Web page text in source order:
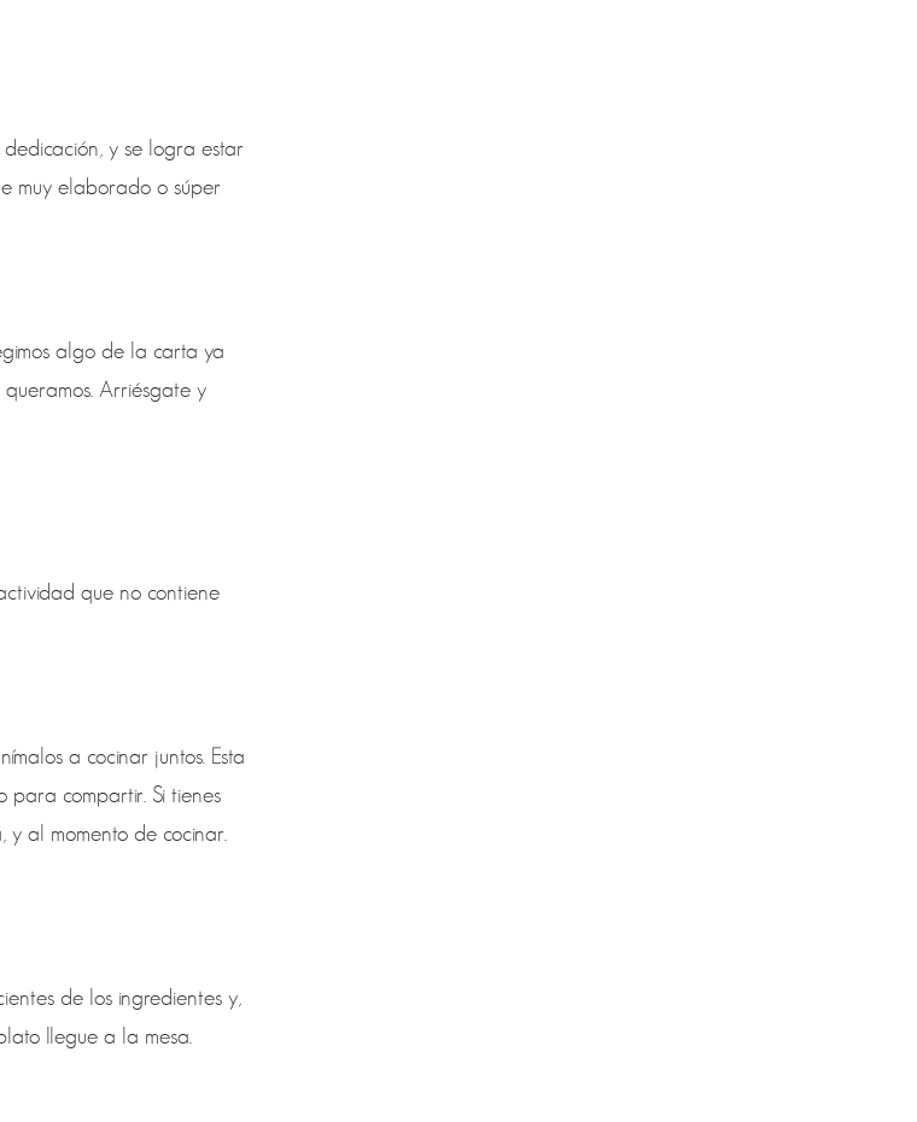
y se logra estar
muy elaborado o súper
algo de la carta ya
Arriésgate y
que no contiene
a cocinar juntos. Esta
para compartir. Si tienes
y al momento de cocinar.
de los ingredientes y,
llegue a la mesa.